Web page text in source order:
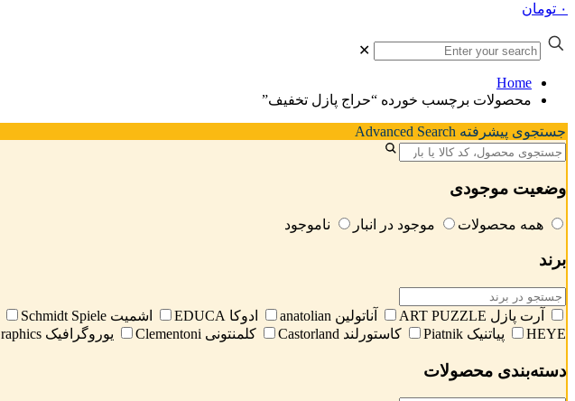
۰ تومان
✕
Home
محصولات برچسب خورده “حراج پازل تخفیف”
جستجوی پیشرفته Advanced Search
جستجوی
محصول
وضعیت موجودی
همه محصولات موجود در انبار ناموجود
برند
آرت پازل ART PUZZLE آناتولین anatolian ادوکا EDUCA اشمیت Schmidt Spiele
HEYE
پیاتنیک Piatnik کاستورلند Castorland کلمنتونی Clementoni یوروگرافیک EuroGraphics
دسته‌بندی محصولات